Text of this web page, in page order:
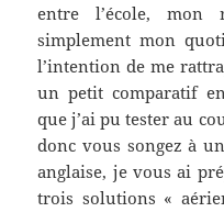
entre l’école,
simplement mon
l’intention de me
un petit comparatif
que j’ai pu tester au
donc vous songez à
anglaise, je vous ai
trois solutions «